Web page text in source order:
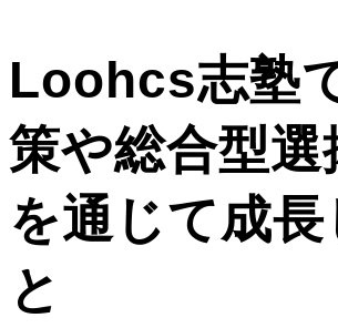
Loohcs志塾
策や総合型選
を通じて成長
と